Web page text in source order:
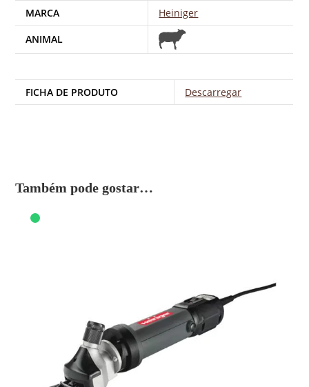
MARCA
Heiniger
ANIMAL
FICHA DE PRODUTO Descarregar
Também pode gostar…